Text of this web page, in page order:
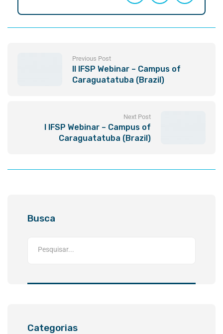
Previous Post
II IFSP Webinar – Campus of
Caraguatatuba (Brazil)
Next Post
I IFSP Webinar – Campus of
Caraguatatuba (Brazil)
Busca
Categorias